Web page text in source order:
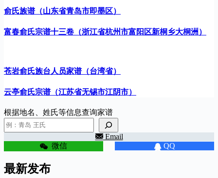
俞氏族谱（山东省青岛市即墨区）
富春俞氏宗谱十三卷（浙江省杭州市富阳区新桐乡大桐洲）
苍岩俞氏族台人员家谱（台湾省）
云亭俞氏宗谱（江苏省无锡市江阴市）
根据地名、姓氏等信息查询家谱
Email
微信 QQ
最新发布